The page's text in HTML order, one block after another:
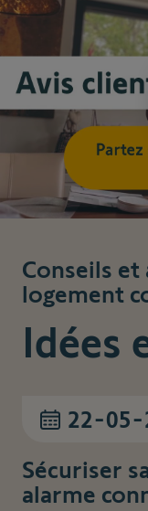
Conseils et
logement
Idées
22-05-
Sécuriser
alarme